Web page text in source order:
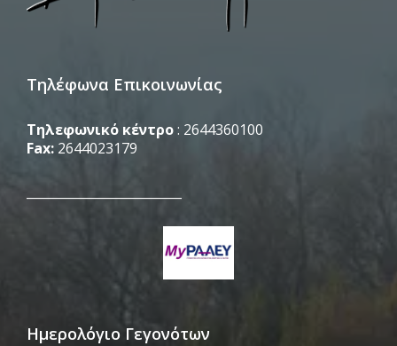
Τηλέφωνα Επικοινωνίας
Τηλεφωνικό κέντρο: 2644360100
Fax: 2644023179
Ημερολόγιο Γεγονότων